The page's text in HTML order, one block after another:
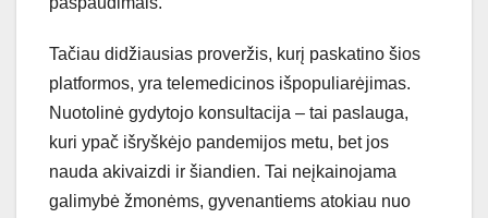
Tačiau didžiausias proveržis, kurį paskatino šios
platformos, yra telemedicinos išpopuliarėjimas.
Nuotolinė gydytojo konsultacija – tai paslauga,
kuri ypač išryškėjo pandemijos metu, bet jos
nauda akivaizdi ir šiandien. Tai neįkainojama
galimybė žmonėms, gyvenantiems atokiau nuo